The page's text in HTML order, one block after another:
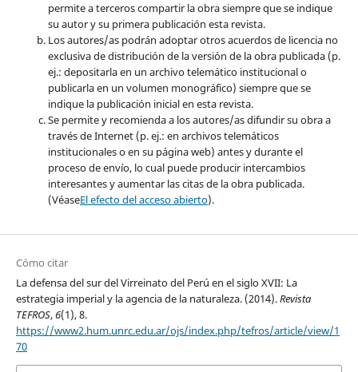
permite a terceros compartir la obra siempre que se indique
su autor y su primera publicación esta revista.
Los autores/as podrán adoptar otros acuerdos de licencia no
exclusiva de distribución de la versión de la obra publicada (p.
ej.: depositarla en un archivo telemático institucional o
publicarla en un volumen monográfico) siempre que se
indique la publicación inicial en esta revista.
Se permite y recomienda a los autores/as difundir su obra a
través de Internet (p. ej.: en archivos telemáticos
institucionales o en su página web) antes y durante el
proceso de envío, lo cual puede producir intercambios
interesantes y aumentar las citas de la obra publicada.
(VéaseEl efecto del acceso abierto).
Cómo citar
La defensa del sur del Virreinato del Perú en el siglo XVII: La
estrategia imperial y la agencia de la naturaleza. (2014).Revista
TEFROS,6(1), 8.
https://www2.hum.unrc.edu.ar/ojs/index.php/tefros/article/view/1
70